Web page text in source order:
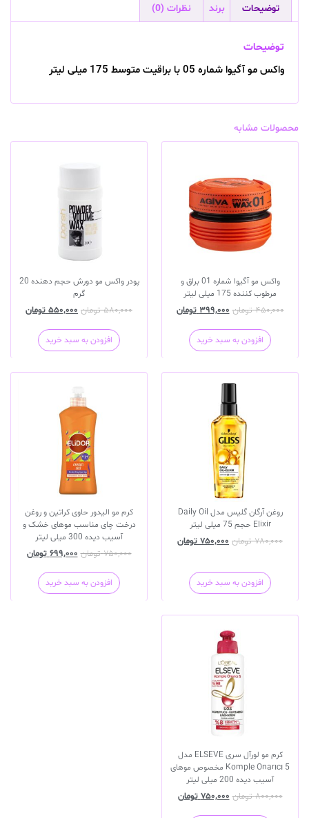
توضیحات برند نظرات (0)
توضیحات
واکس مو آگیوا شماره 05 با براقیت متوسط 175 میلی لیتر
محصولات مشابه
واکس مو آگیوا شماره 01 براق و
مرطوب کننده 175 میلی لیتر
۴۵۰,۰۰۰ تومان ۳۹۹,۰۰۰ تومان
افزودن به سبد خرید
پودر واکس مو دورش حجم دهنده 20
گرم
۵۸۰,۰۰۰ تومان ۵۵۰,۰۰۰ تومان
افزودن به سبد خرید
روغن آرگان گلیس مدل Daily Oil
Elixir حجم 75 میلی لیتر
۷۸۰,۰۰۰ تومان ۷۵۰,۰۰۰ تومان
افزودن به سبد خرید
کرم مو الیدور حاوی کراتین و روغن
درخت چای مناسب موهای خشک و
آسیب دیده 300 میلی لیتر
۷۵۰,۰۰۰ تومان ۶۹۹,۰۰۰ تومان
افزودن به سبد خرید
کرم مو لورآل سری ELSEVE مدل
Komple Onarıcı 5 مخصوص موهای
آسیب دیده 200 میلی لیتر
۸۰۰,۰۰۰ تومان ۷۵۰,۰۰۰ تومان